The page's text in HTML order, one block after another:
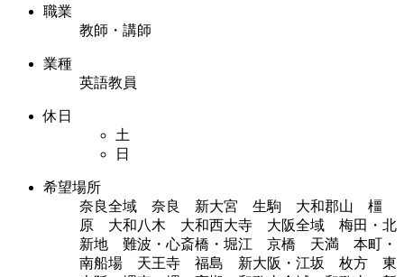
職業
教師・講師
業種
英語教員
休日
土
日
希望場所
奈良全域 奈良 新大宮 生駒 大和郡山 橿
原 大和八木 大和西大寺 大阪全域 梅田・北
新地 難波・心斎橋・堀江 京橋 天満 本町・
南船場 天王寺 福島 新大阪・江坂 枚方 東